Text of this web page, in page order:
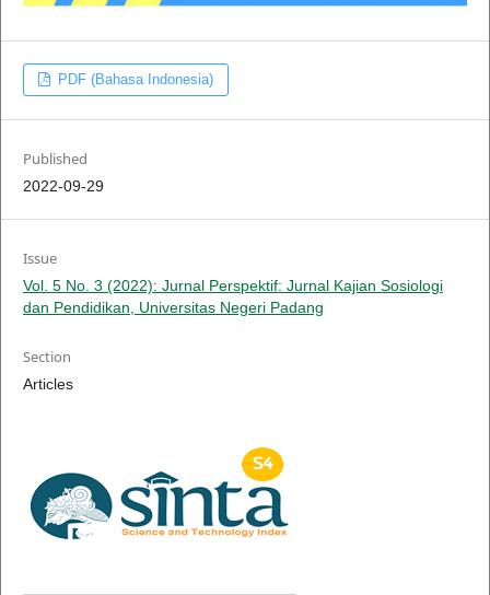
PDF (Bahasa Indonesia)
Published
2022-09-29
Issue
Vol. 5 No. 3 (2022): Jurnal Perspektif: Jurnal Kajian Sosiologi
dan Pendidikan, Universitas Negeri Padang
Section
Articles